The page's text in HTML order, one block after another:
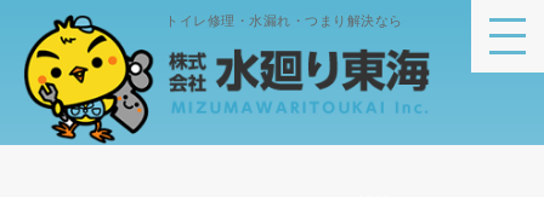
トイレ修理・水漏れ・つまり解決なら